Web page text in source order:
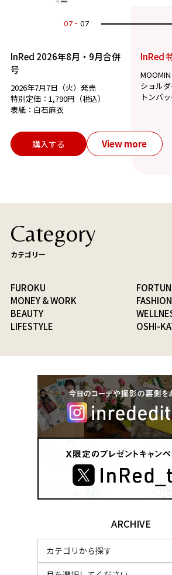
07 07
InRed 2026年8月・9月合併
号
2026年7月7日（火）発売
特別定価：1,790円（税込）
表紙：白石麻衣
InRed
MOOMIN
ショル
トンバ
購入する View more
Category
カテゴリー
FUROKU
MONEY & WORK
FASHION
BEAUTY
LIFESTYLE
OSHI-
ARCHIVE